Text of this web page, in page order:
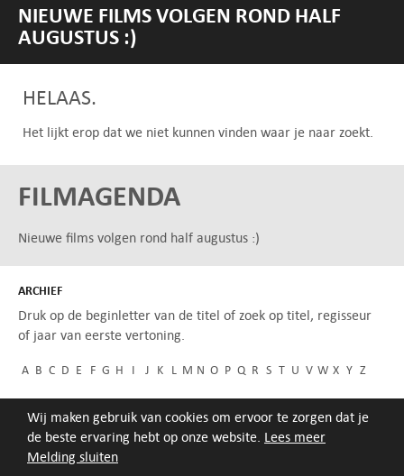
Melding sluiten
Wij maken gebruik van cookies om ervoor te zorgen dat je
de beste ervaring hebt op onze website. Lees meer
NIEUWE FILMS VOLGEN ROND HALF
AUGUSTUS :)
HELAAS.
Het lijkt erop dat we niet kunnen vinden waar je naar zoekt.
FILMAGENDA
Nieuwe films volgen rond half augustus :)
ARCHIEF
Druk op de beginletter van de titel of zoek op titel, regisseur
of jaar van eerste vertoning.
A B C D E F G H I J K L M N O P Q R S T U V W X Y Z